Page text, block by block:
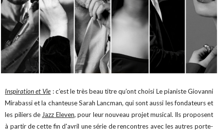
Inspiration et Vie : c’est le très beau titre qu’ont choisi Le pianiste Giovanni
Mirabassi et la chanteuse Sarah Lancman, qui sont aussi les fondateurs et
les piliers de Jazz Eleven, pour leur nouveau projet musical. Ils proposent
à partir de cette fin d'avril une série de rencontres avec les autres porte-